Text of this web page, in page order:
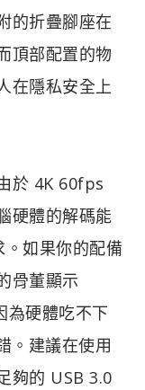
的折疊腳座在
頂部配置的物
在隱私安全上
於 4K 60fps
硬體的解碼能
如果你的配備
骨董顯示
為硬體吃不下
。建議在使用
夠的 USB 3.0